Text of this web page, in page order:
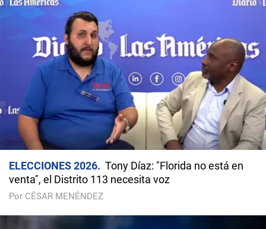
ELECCIONES 2026
Tony Díaz: "Florida no está en
venta", el Distrito 113 necesita voz
Por CÉSAR MENÉNDEZ